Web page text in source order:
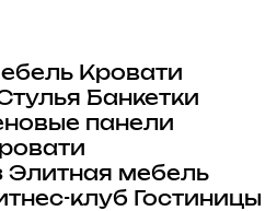
Кровати
Банкетки
панели
Элитная мебель
клуб
Гостиницы